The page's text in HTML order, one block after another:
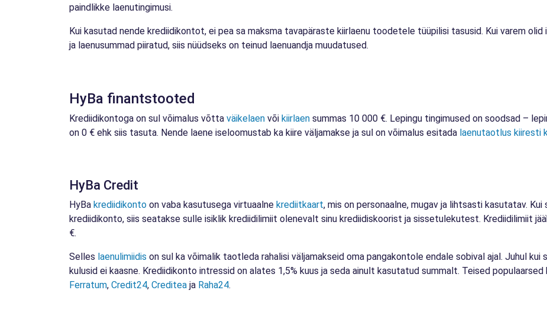
paindlikke laenutingimusi.
Kui kasutad nende krediidikontot, ei pea sa maksma tavapäraste kiirlaenu toodetele tüüpilisi tasusid. Kui varem
ja laenusummad piiratud, siis nüüdseks on teinud laenuandja muudatused.
HyBa finantstooted
Krediidikontoga on sul võimalus võtta väikelaen või kiirlaen summas 10 000 €. Lepingu tingimused on soodsad –
on 0 € ehk siis tasuta. Nende laene iseloomustab ka kiire väljamakse ja sul on võimalus esitada laenutaotlus kiiresti
HyBa Credit
HyBa krediidikonto on vaba kasutusega virtuaalne krediitkaart, mis on personaalne, mugav ja lihtsasti kasutatav. Kui
krediidikonto, siis seatakse sulle isiklik krediidilimiit olenevalt sinu krediidiskoorist ja sissetulekutest. Krediidilimiit
€.
Selles laenulimiidis on sul ka võimalik taotleda rahalisi väljamakseid oma pangakontole endale sobival ajal. Juhul kui
kulusid ei kaasne. Krediidikonto intressid on alates 1,5% kuus ja seda ainult kasutatud summalt. Teised
Ferratum, Credit24, Creditea ja Raha24.